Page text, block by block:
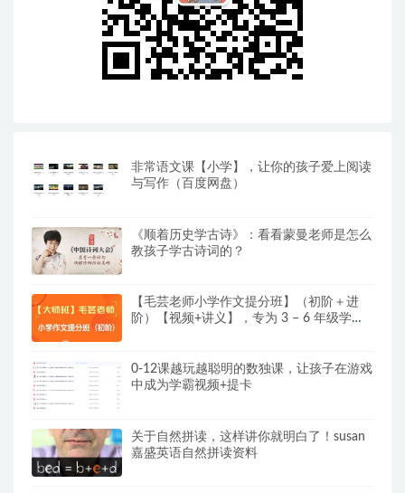
非常语文课【小学】，让你的孩子爱上阅读
与写作（百度网盘）
《顺着历史学古诗》：看看蒙曼老师是怎么
教孩子学古诗词的？
【毛芸老师小学作文提分班】（初阶＋进
阶）【视频+讲义】，专为 3 – 6 年级学员
0-12课越玩越聪明的数独课，让孩子在游戏
中成为学霸视频+提卡
关于自然拼读，这样讲你就明白了！susan
嘉盛英语自然拼读资料